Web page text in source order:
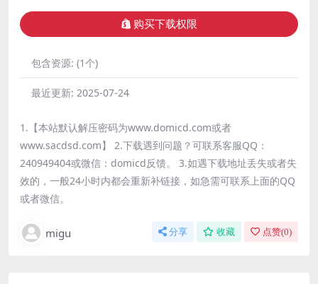
购买下载权限
包含资源: (1个)
最近更新: 2025-07-24
1.【本站默认解压密码为www.domicd.com或者
www.sacdsd.com】 2.下载遇到问题？可联系客服QQ：
240949404或微信：domicd反馈。 3.如遇下载地址丢失或者失
效的，一般24小时内都会重新补链接，如急需可联系上面的QQ
或者微信。
migu 分享 收藏 点赞(0)